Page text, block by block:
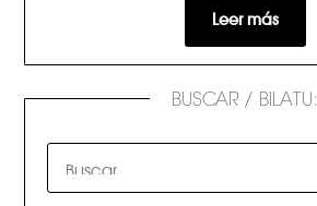
Leer más
BUSCAR / BILATU: